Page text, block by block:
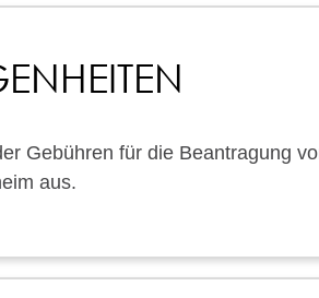
Gebühren für die Beantragung
aus.